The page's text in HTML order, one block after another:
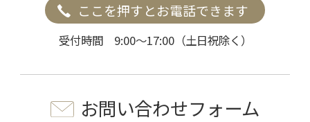
ここを押すとお電話できます
受付時間 9:00～17:00（土日祝除く）
お問い合わせフォーム